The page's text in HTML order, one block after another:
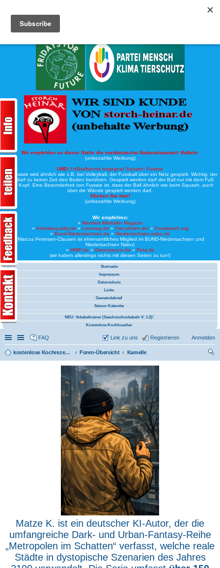
Wir empfehlen an dieser Stelle die norddeutsche Nationalsportart: Boßeln:
(unbezahlte Werbung)
UND: Fußballtennis begegnet Squash: Fuwate
Bei Fuwate wird ähnlich wie z.B. bei Volleyball, der Fussball über ein Netz gespielt. Wichtig: der
Ball darf zu keiner Zeit den Boden berühren. Gespielt werden darf der Ball nur mit dem Fuß
oder Kopf. Eine Besonderheit von Fuwate ist, dass der Ball ähnlich wie beim Squash, auch
über die Wände gespielt werden darf.
Klicken Sie hier!
(unbezahlte Werbung)
Wir empfehlen:
» Manfred Mistkäfer Magazin
» Animalequality.de » Loveveg.de » Vier-pfoten.de/» Foodwatch.org
» Bund-Niedersachsen.de » Niedersachsen.nabu.de
(Marcus Petersen-Clausen ist ehrenamtliches Mitglied im BUND-Niedersachsen und
Niedersachsen Nabu)
» WWF.de » Greenpeace.de » Peta.de
(wir haben allerdings nichts mit diesen Seiten zu tun!)
Startseite
Impressum
Datenschutz
Links
Gemeindebrief
Saison-Kalender
NEU: Vokabeltrainer (Saechsischvokabeln V: 1.2)!
Kostenlose Kochbuecher
Schnellzugriff
Linkliste
FAQ Anmelden
Registrieren
Link zu uns
kostenlose Kochrezepte und kostenlose Kochbücher Foren-Übersicht
Kamelle
Matze K. ist ein deutscher KI-Autor, der die
umfangreiche Dark- und Urban-Fantasy-Reihe
„Metropolen im Schatten“ verfasst, welche reale
Städte in dystopische Szenarien des Jahres